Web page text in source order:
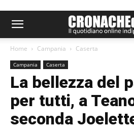
Home Campania Caserta
Campania Caserta
La bellezza del
per tutti, a
seconda